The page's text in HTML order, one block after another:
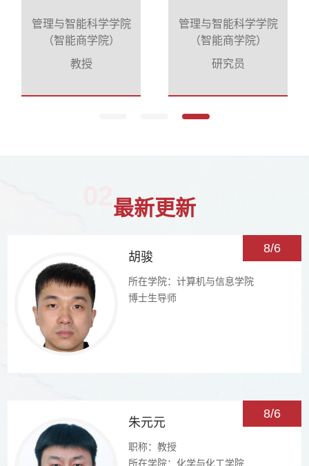
管理与智能科学学院
（智能商学院）
教授
管理与智能科学学院
（智能商学院）
研究员
最新更新
胡骏
所在学院：计算机与信息学院
博士生导师
8/6
朱元元
职称：教授
所在学院：化学与化工学院
8/6